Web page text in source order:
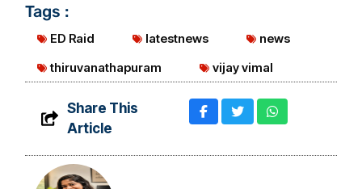
Tags :
ED Raid latestnews
news
thiruvanathapuram
vijay vimal
Share This
Article